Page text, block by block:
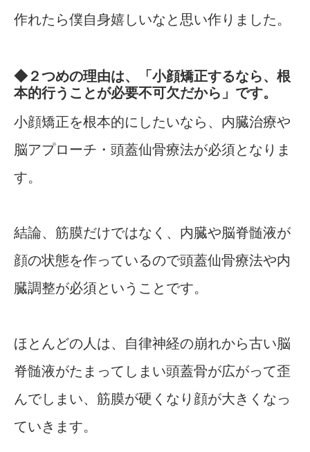
作れたら僕自身嬉しいなと思い作りました。
◆２つめの理由は、「小顔矯正するなら、根
本的行うことが必要不可欠だから」です。
小顔矯正を根本的にしたいなら、内臓治療や
脳アプローチ・頭蓋仙骨療法が必須となりま
す。
結論、筋膜だけではなく、内臓や脳脊髄液が
顔の状態を作っているので頭蓋仙骨療法や内
臓調整が必須ということです。
ほとんどの人は、自律神経の崩れから古い脳
脊髄液がたまってしまい頭蓋骨が広がって歪
んでしまい、筋膜が硬くなり顔が大きくなっ
ていきます。